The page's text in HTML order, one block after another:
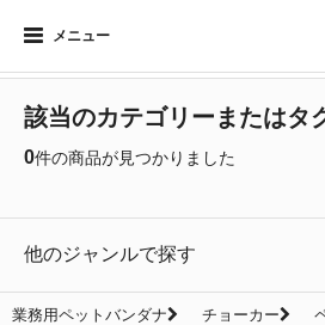
メニュー
該当のカテゴリーまたはタ
0件の商品が見つかりました
他のジャンルで探す
業務用ペットバンダナ チョーカー